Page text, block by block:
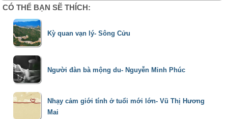
0 Comment:
CÓ THỂ BẠN SẼ THÍCH:
Kỳ quan vạn lý- Sông Cửu
Người đàn bà mộng du- Nguyễn Minh Phúc
Nhạy cảm giới tính ở tuổi mới lớn- Vũ Thị Hương
Mai